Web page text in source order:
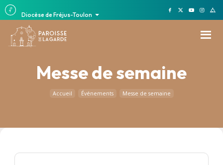
Diocèse de Fréjus-Toulon
Messe de semaine
Accueil Événements Messe de semaine